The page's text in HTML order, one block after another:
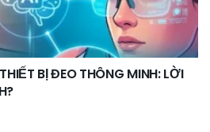
BỊ ĐEO THÔNG MINH: LỜI